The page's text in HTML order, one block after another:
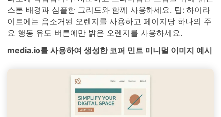
스톤 배경과 심플한 그리드와 함께 사용하세요. 팁: 하이라
이트에는 음소거된 오렌지를 사용하고 페이지당 하나의 주
요 행동 유도 버튼에만 밝은 오렌지를 사용하세요.
media.io를 사용하여 생성한 코퍼 민트 미니멀 이미지 예시